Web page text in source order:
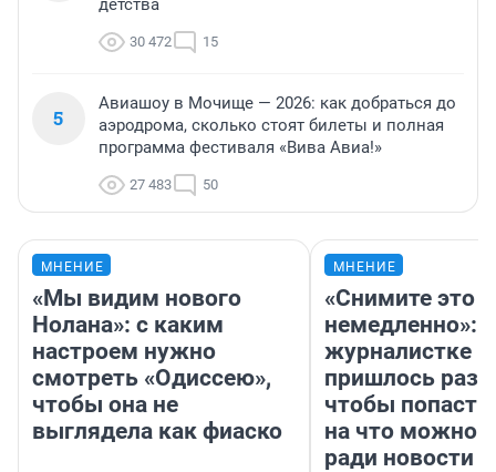
детства
30 472 15
5
Авиашоу в Мочище — 2026: как добраться до
аэродрома, сколько стоят билеты и полная
программа фестиваля «Вива Авиа!»
27 483 50
МНЕНИЕ
«Мы видим нового
Нолана»: с каким
настроем нужно
смотреть «Одиссею»,
чтобы она не
выглядела как фиаско
МНЕНИЕ
«Снимите это
немедленно»:
журналистке
пришлось
чтобы попасть
на что можно
ради новости